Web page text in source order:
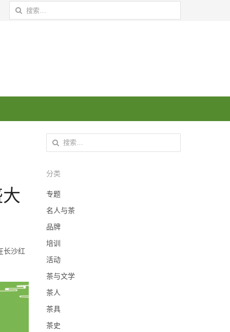
搜索：
长沙红
搜索：
分类
专题
名人与茶
品牌
培训
活动
茶与文学
茶人
茶具
茶史